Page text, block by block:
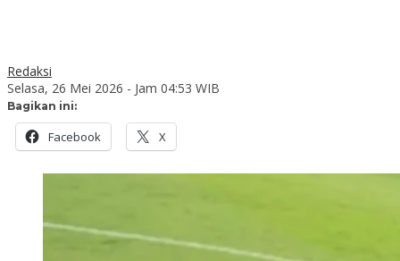
Redaksi
Selasa, 26 Mei 2026 - Jam 04:53 WIB
Bagikan ini:
Facebook X